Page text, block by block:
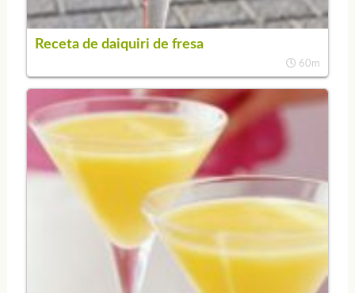
Receta de daiquiri de fresa
60m